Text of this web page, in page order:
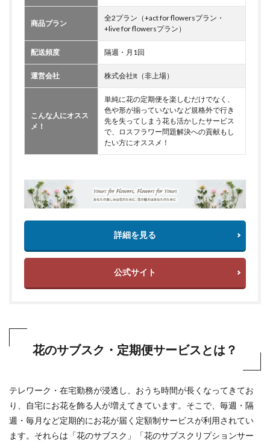
商品プラン
全2プラン（+act for flowersプラン・
+live for flowersプラン）
配送頻度 隔週・月1回
運営会社 株式会社It（非上場）
こんな人にオスス
メ！
単純に花の定期便を楽しむだけでなく、
色や形が揃っていないなど規格外で行き
先を失ってしまう花も活かしたサービス
で、ロスフラワー問題解決への貢献もし
たい方にオススメ！
詳細を見る
公式サイト
花のサブスク・定期便サービスとは？
テレワーク・在宅勤務が浸透し、おうち時間が長くなってきてお
り、自宅にお花を飾る人が増えてきています。そこで、毎週・隔
週・毎月など定期的にお花が届く定額制サービスが利用されてい
ます。それらは「花のサブスク」「花のサブスクリプションサー